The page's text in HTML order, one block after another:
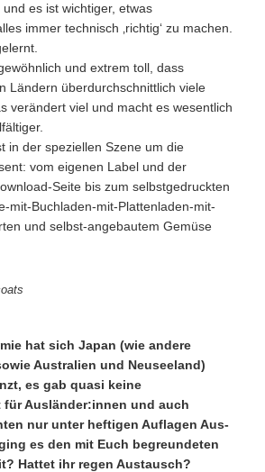
es ist wichtiger, etwas
immer technisch ‚richtig‘ zu machen.
und extrem toll, dass
Ländern überdurchschnittlich viele
verändert viel und macht es wesentlich
in der speziellen Szene um die
vom eigenen Label und der
Seite bis zum selbstgedruckten
mit-Buchladen-mit-Plattenladen-mit-
und selbst-angebautem Gemüse
hat sich Japan (wie andere
Australien und Neuseeland)
es gab quasi keine
Ausländer:innen und auch
nur unter heftigen Auflagen Aus-
es den mit Euch begreundeten
Hattet ihr regen Austausch?